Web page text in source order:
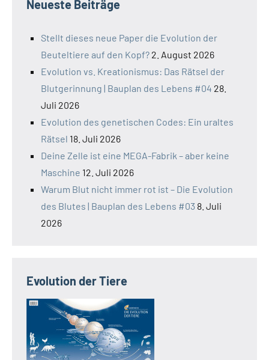
Neueste Beiträge
Stellt dieses neue Paper die Evolution der
Beuteltiere auf den Kopf? 2. August 2026
Evolution vs. Kreationismus: Das Rätsel der
Blutgerinnung | Bauplan des Lebens #04 28.
Juli 2026
Evolution des genetischen Codes: Ein uraltes
Rätsel 18. Juli 2026
Deine Zelle ist eine MEGA-Fabrik – aber keine
Maschine 12. Juli 2026
Warum Blut nicht immer rot ist – Die Evolution
des Blutes | Bauplan des Lebens #03 8. Juli
2026
Evolution der Tiere